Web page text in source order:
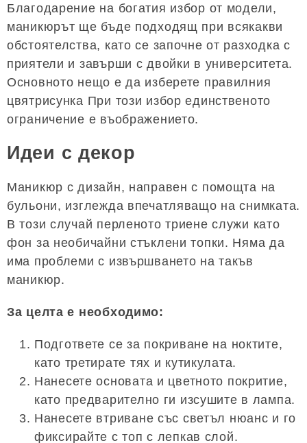
Благодарение на богатия избор от модели,
маникюрът ще бъде подходящ при всякакви
обстоятелства, като се започне от разходка с
приятели и завърши с двойки в университета.
Основното нещо е да изберете правилния
цвятрисунка При този избор единственото
ограничение е въображението.
Идеи с декор
Маникюр с дизайн, направен с помощта на
бульони, изглежда впечатляващо на снимката.
В този случай перленото триене служи като
фон за необичайни стъклени топки. Няма да
има проблеми с извършването на такъв
маникюр.
За целта е необходимо:
Подгответе се за покриване на ноктите,
като третирате тях и кутикулата.
Нанесете основата и цветното покритие,
като предварително ги изсушите в лампа.
Нанесете втриване със светъл нюанс и го
фиксирайте с топ с лепкав слой.